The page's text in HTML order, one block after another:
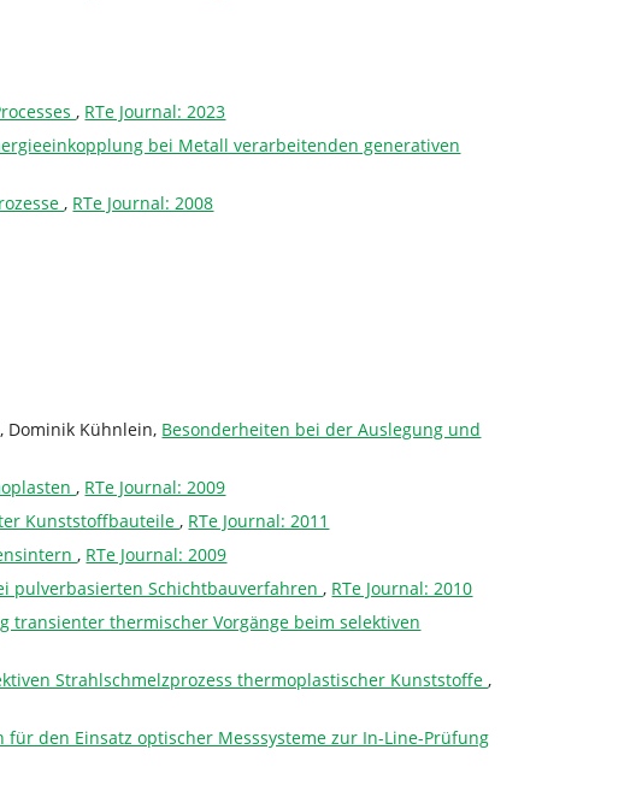
, RTe Journal: 2023
bei Metall verarbeitenden generativen
, RTe Journal: 2008
Dominik Kühnlein, Besonderheiten bei der Auslegung und
, RTe Journal: 2009
Kunststoffbauteile, RTe Journal: 2011
, RTe Journal: 2009
pulverbasierten Schichtbauverfahren, RTe Journal: 2010
thermischer Vorgänge beim selektiven
Strahlschmelzprozess thermoplastischer Kunststoffe,
den Einsatz optischer Messsysteme zur In-Line-Prüfung